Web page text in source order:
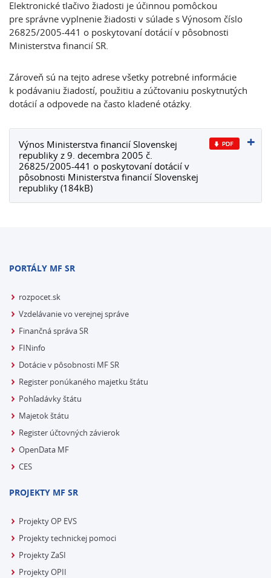
Elektronické tlačivo žiadosti je účinnou pomôckou
pre správne vyplnenie žiadosti v súlade s Výnosom číslo
26825/2005-441 o poskytovaní dotácií v pôsobnosti
Ministerstva financií SR.
Zároveň sú na tejto adrese všetky potrebné informácie
k podávaniu žiadostí, použitiu a zúčtovaniu poskytnutých
dotácií a odpovede na často kladené otázky.
Výnos Ministerstva financií Slovenskej
republiky z 9. decembra 2005 č.
26825/2005-441 o poskytovaní dotácií v
pôsobnosti Ministerstva financií Slovenskej
republiky (184kB)
PORTÁLY MF SR
rozpocet.sk
Vzdelávanie vo verejnej správe
Finančná správa SR
FINinfo
Dotácie v pôsobnosti MF SR
Register ponúkaného majetku štátu
Pohľadávky štátu
Majetok štátu
Register účtovných závierok
OpenData MF
CES
PROJEKTY MF SR
Projekty OP EVS
Projekty technickej pomoci
Projekty ZaSI
Projekty OPII